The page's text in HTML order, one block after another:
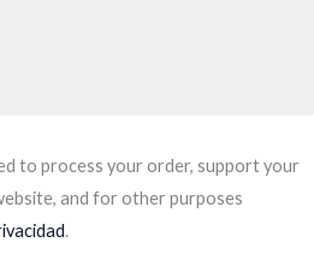
to process your order, support your
and for other purposes
.